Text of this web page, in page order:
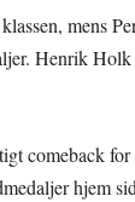
mens
Henrik
comeback
hjem